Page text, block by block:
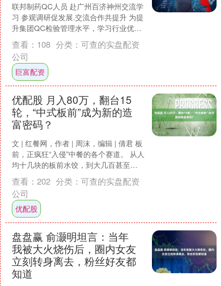
联邦制药QC人员 赴广州百济神州交流学
习 参观调研促发展.交流合作共提升 为提
升集团QC检验管理水平，学习行业优秀
企业实验室管理与质量控制经验，4月24
日，由集....
查看： 108 分类： 可查的实盘配资
公司
巨富配资
优配股 月入80万，翻台15
轮，“中式板前”成为新的造
富密码？
文 | 红餐网，作者 | 周沫，编辑 | 倩君 板
前，正疯狂“入侵”中餐的各个赛道。 从人
均十几块的板前水饺，到大几百甚至上
千的板前川菜、板前粤点，这种原本多
见....
查看： 202 分类： 可查的实盘配资
公司
优配股
盘盘赢 俞灏明坦言：当年
我被大火烧伤后，圈内女友
立刻转身离去，粉丝好友都
知道